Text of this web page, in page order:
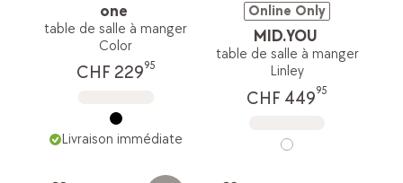
one
table de salle à manger
Color
CHF 22995
Livraison immédiate
Online Only
MID.YOU
table de salle à manger
Linley
CHF 44995